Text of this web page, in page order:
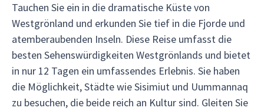
Tauchen Sie ein in die dramatische Küste von
Westgrönland und erkunden Sie tief in die Fjorde und
atemberaubenden Inseln. Diese Reise umfasst die
besten Sehenswürdigkeiten Westgrönlands und bietet
in nur 12 Tagen ein umfassendes Erlebnis. Sie haben
die Möglichkeit, Städte wie Sisimiut und Uummannaq
zu besuchen, die beide reich an Kultur sind. Gleiten Sie